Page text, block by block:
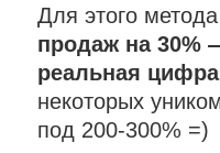
Для этого метода
продаж на 30%
реальная цифра
некоторых
под 200-300% =)